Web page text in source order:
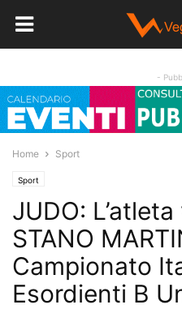
-
Home Sport
Sport
JUDO:
STANO
Campionato
Esordienti B